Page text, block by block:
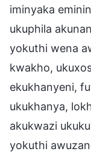
iminyaka
ukuphila
yokuthi wena
kwakho,
ekukhanyeni,
ukukhanya,
akukwazi
yokuthi